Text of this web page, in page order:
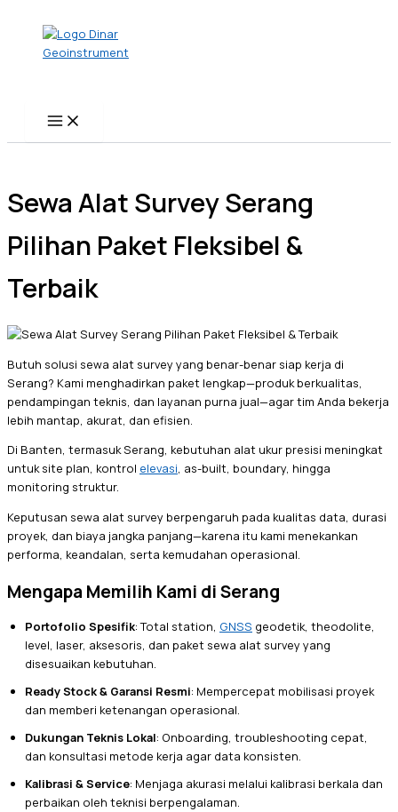
content
Sewa Alat Survey Serang
Pilihan Paket Fleksibel &
Terbaik
Butuh solusi sewa alat survey yang benar-benar siap kerja di
Serang? Kami menghadirkan paket lengkap—produk berkualitas,
pendampingan teknis, dan layanan purna jual—agar tim Anda bekerja
lebih mantap, akurat, dan efisien.
Di Banten, termasuk Serang, kebutuhan alat ukur presisi meningkat
untuk site plan, kontrol elevasi, as-built, boundary, hingga
monitoring struktur.
Keputusan sewa alat survey berpengaruh pada kualitas data, durasi
proyek, dan biaya jangka panjang—karena itu kami menekankan
performa, keandalan, serta kemudahan operasional.
Mengapa Memilih Kami di Serang
Portofolio Spesifik: Total station, GNSS geodetik, theodolite,
level, laser, aksesoris, dan paket sewa alat survey yang
disesuaikan kebutuhan.
Ready Stock & Garansi Resmi: Mempercepat mobilisasi proyek
dan memberi ketenangan operasional.
Dukungan Teknis Lokal: Onboarding, troubleshooting cepat,
dan konsultasi metode kerja agar data konsisten.
Kalibrasi & Service: Menjaga akurasi melalui kalibrasi berkala dan
perbaikan oleh teknisi berpengalaman.